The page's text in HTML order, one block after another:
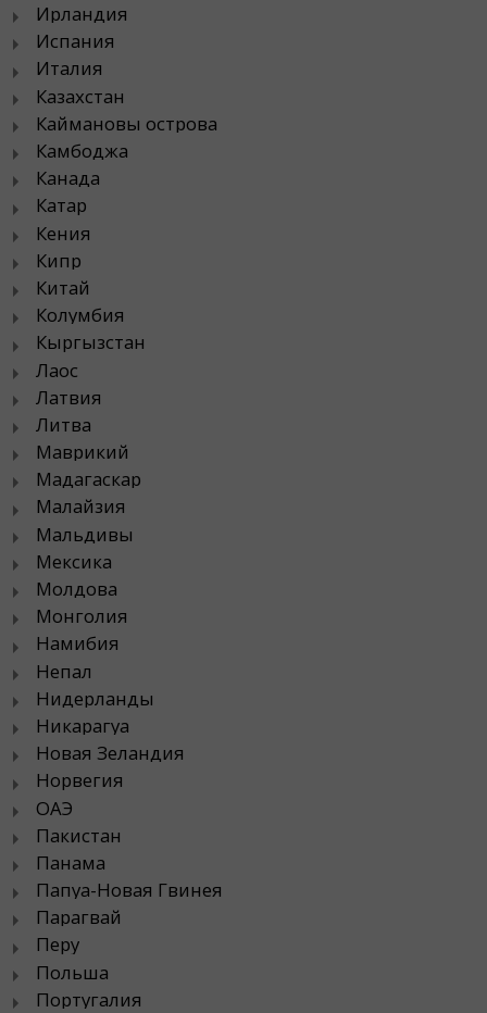
Ирландия
Испания
Италия
Казахстан
Каймановы острова
Камбоджа
Канада
Катар
Кения
Кипр
Китай
Колумбия
Кыргызстан
Лаос
Латвия
Литва
Маврикий
Мадагаскар
Малайзия
Мальдивы
Мексика
Молдова
Монголия
Намибия
Непал
Нидерланды
Никарагуа
Новая Зеландия
Норвегия
ОАЭ
Пакистан
Панама
Папуа-Новая Гвинея
Парагвай
Перу
Польша
Португалия